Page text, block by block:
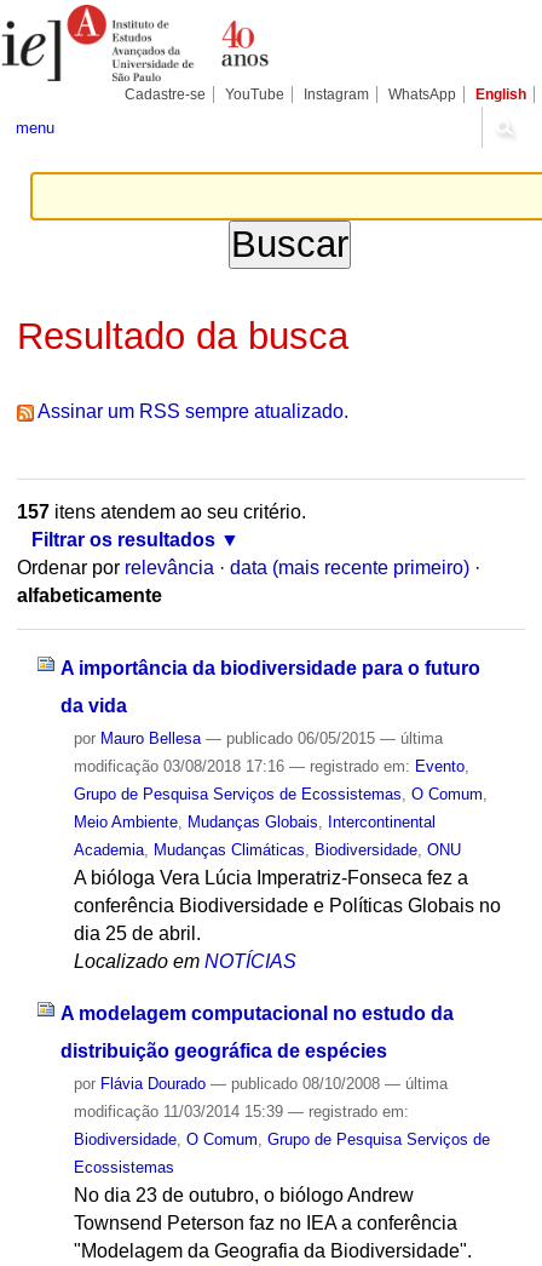
para
conteúdo.
Pessoais
Cadastre-se YouTube Instagram WhatsApp English
menu
Resultado da busca
Assinar um RSS sempre atualizado.
157itens atendem ao seu critério.
Filtrar os resultados
Ordenar por relevância · data (mais recente primeiro) ·
alfabeticamente
A importância da biodiversidade para o futuro
da vida
por Mauro Bellesa — publicado06/05/2015 — última
modificação03/08/2018 17:16 — registrado em: Evento,
Grupo de Pesquisa Serviços de Ecossistemas O Comum
Meio Ambiente, Mudanças Globais
Intercontinental
Academia, Mudanças Climáticas Biodiversidade, ONU
A bióloga Vera Lúcia Imperatriz-Fonseca fez a
conferência Biodiversidade e Políticas Globais no
dia 25 de abril.
Localizado em NOTÍCIAS
A modelagem computacional no estudo da
distribuição geográfica de espécies
por Flávia Dourado — publicado08/10/2008 — última
modificação11/03/2014 15:39 — registrado em:
Biodiversidade, O Comum Grupo de Pesquisa Serviços de
Ecossistemas
No dia 23 de outubro, o biólogo Andrew
Townsend Peterson faz no IEA a conferência
"Modelagem da Geografia da Biodiversidade".